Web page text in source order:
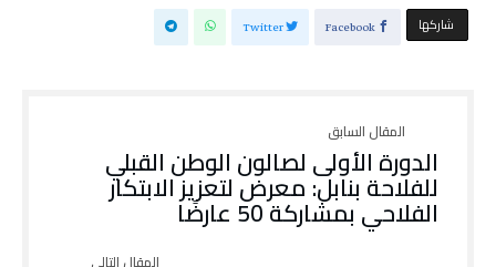
‫‫ شاركها‬ Facebook
Twitter
الدورة الأولى لصالون الوطن القبلي
للفلاحة بنابل: معرض لتعزيز الابتكار
الفلاحي بمشاركة 50 عارضًا